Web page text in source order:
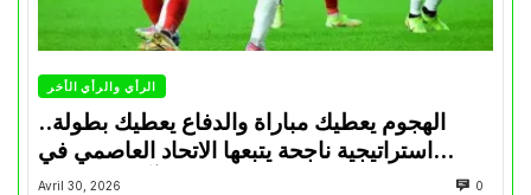
الرأي والرأي الأخر
الهجوم يعطيك مباراة والدفاع يعطيك بطولة..
استراتيجية ناجحة يتبعها الاتحاد العاصمي في
تتويجاته آخر السنوات
Avril 30, 2026 0